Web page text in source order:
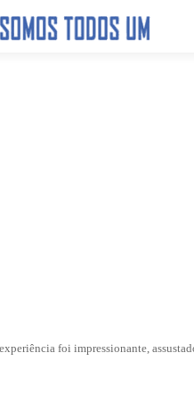
foi impressionante,